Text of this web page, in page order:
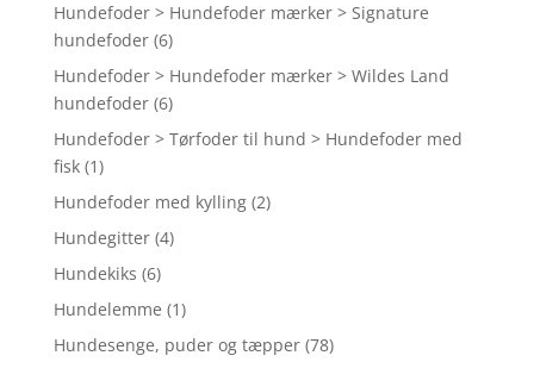
Hundefoder > Hundefoder mærker > Signature
hundefoder (6)
Hundefoder > Hundefoder mærker > Wildes Land
hundefoder (6)
Hundefoder > Tørfoder til hund > Hundefoder med
fisk (1)
Hundefoder med kylling (2)
Hundegitter (4)
Hundekiks (6)
Hundelemme (1)
Hundesenge, puder og tæpper (78)